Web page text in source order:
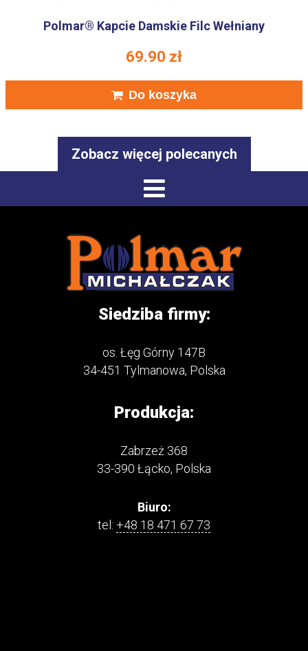
Polmar® Kapcie Damskie Filc Wełniany
69.90 zł
Do koszyka
Zobacz więcej polecanych
Siedziba firmy:
os. Łęg Górny 147B
34-451 Tylmanowa, Polska
Produkcja:
Zabrzeż 368
33-390 Łącko, Polska
Biuro:
tel: +48 18 471 67 73